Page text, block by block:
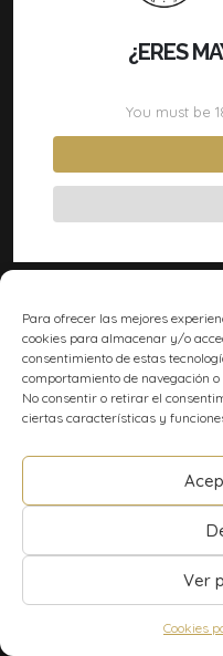
Para ofrecer las mejores
cookies para almacenar y/o
consentimiento de estas
comportamiento de navegación
No consentir o retirar el
ciertas características y
Ver
Cookies
¿ERES
You must be